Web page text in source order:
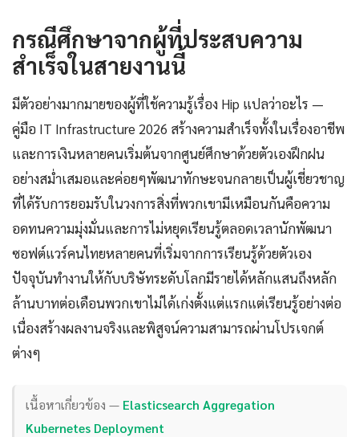
กรณีศึกษาจากผู้ที่ประสบความ
สำเร็จในสายงานนี้
มีตัวอย่างมากมายของผู้ที่ใช้ความรู้เรื่อง Hip แปลว่าอะไร —
คู่มือ IT Infrastructure 2026 สร้างความสำเร็จทั้งในเรื่องอาชีพ
และการเงินหลายคนเริ่มต้นจากศูนย์ศึกษาด้วยตัวเองฝึกฝน
อย่างสม่ำเสมอและค่อยๆพัฒนาทักษะจนกลายเป็นผู้เชี่ยวชาญ
ที่ได้รับการยอมรับในวงการสิ่งที่พวกเขามีเหมือนกันคือความ
อดทนความมุ่งมั่นและการไม่หยุดเรียนรู้ตลอดเวลานักพัฒนา
ซอฟต์แวร์คนไทยหลายคนที่เริ่มจากการเรียนรู้ด้วยตัวเอง
ปัจจุบันทำงานให้กับบริษัทระดับโลกมีรายได้หลักแสนถึงหลัก
ล้านบาทต่อเดือนพวกเขาไม่ได้เก่งตั้งแต่แรกแต่เรียนรู้อย่างต่อ
เนื่องสร้างผลงานจริงและพิสูจน์ความสามารถผ่านโปรเจกต์
ต่างๆ
เนื้อหาเกี่ยวข้อง — Elasticsearch Aggregation
Kubernetes Deployment